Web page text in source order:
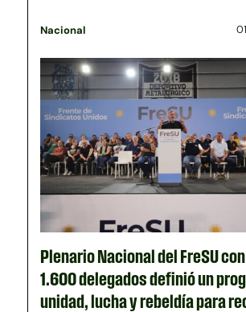
Nacional
Plenario Nacional del FreSU
1.600 delegados definió un
unidad, lucha y rebeldía para